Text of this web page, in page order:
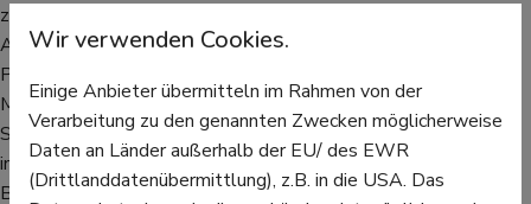
zur Dosierung wenden Sie sich an die Ärztin oder den Arzt, die
Apothekerin oder den Apotheker. Laut Embryotox, der
Plattform der Charité Berlin, die Empfehlungen für
Medikamenteneinnahme während der Schwangerschaft und
Stillzeit gibt, gibt es keine Erfahrungen während der Einnahme
in der Stillzeit. Bei einer strengen Indikationsstellung kann
Buscopan während der gesamten Schwangerschaft
Wir verwenden Cookies.
Einige Anbieter übermitteln im Rahmen von der
Verarbeitung zu den genannten Zwecken möglicherweise
Daten an Länder außerhalb der EU/ des EWR
(Drittlanddatenübermittlung), z.B. in die USA. Das